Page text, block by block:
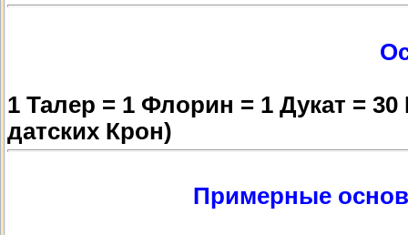
1 Талер = 1 Флорин = 1 Дукат =
датских Крон)
Примерные